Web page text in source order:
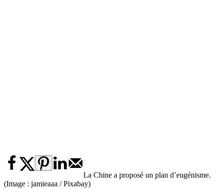
La Chine a proposé un plan d’eugénisme.
(Image : jamieaaa / Pixabay)